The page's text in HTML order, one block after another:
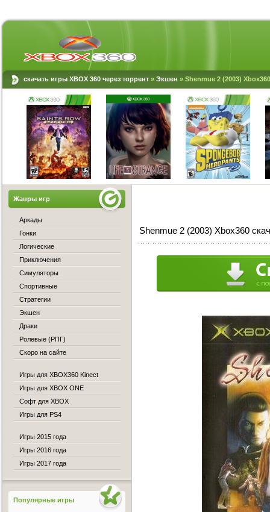
скачать игры XBOX 360 через торрент » Экшен » Shenmue 2 (2003) Xbox360
Shenmue 2 (2003) Xbox360
Жанры игр
Аркады
Гонки
Логические
Приключения
Симуляторы
Спортивные
Стратегии
Экшен
Драки
Ролевые (РПГ)
Скоро на сайте
Игры для XBOX360 Kinect
Игры для XBOX ONE
Софт для XBOX
Игры для PS4
Игры 2015 года
Игры 2016 года
Игры 2017 года
Популярные игры